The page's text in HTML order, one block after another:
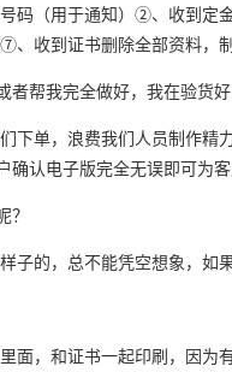
码（用于通知）②、收到
收到证书删除全部资料，
帮我完全做好，我在验货
下单，浪费我们人员制作
认电子版完全无误即可为
子的，总不能凭空想象，
面，和证书一起印刷，因